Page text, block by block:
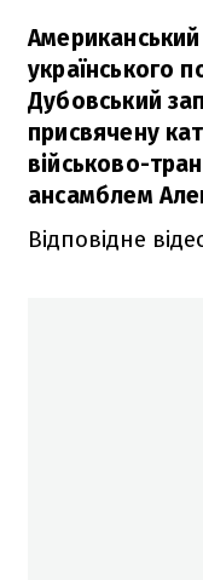
українського
Дубовський
присвячену
військово-
ансамблем
Відповідне